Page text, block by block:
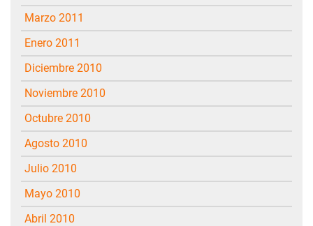
marzo 2011
enero 2011
diciembre 2010
noviembre 2010
octubre 2010
agosto 2010
julio 2010
mayo 2010
abril 2010